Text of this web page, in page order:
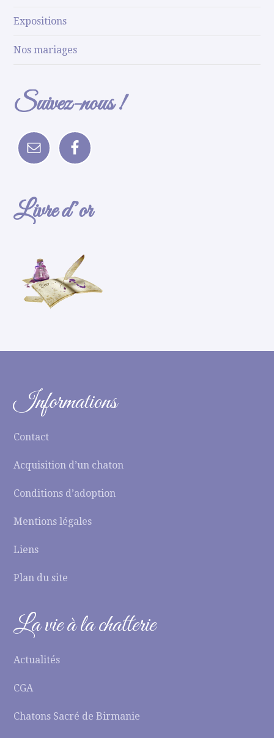
Expositions
Nos mariages
Suivez-nous !
Livre d’or
Informations
Contact
Acquisition d’un chaton
Conditions d’adoption
Mentions légales
Liens
Plan du site
La vie à la chatterie
Actualités
CGA
Chatons Sacré de Birmanie